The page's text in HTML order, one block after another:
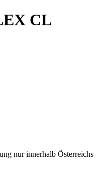
CL
nur innerhalb Österreichs